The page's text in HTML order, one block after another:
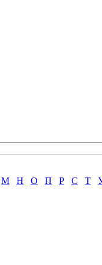
М Н О П Р С Т